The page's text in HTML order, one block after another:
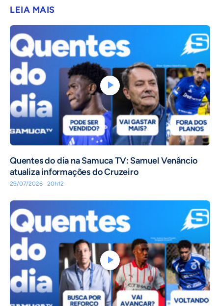
LEIA MAIS
Quentes do dia na Samuca TV: Samuel Venâncio
atualiza informações do Cruzeiro
29/07/2026 · 20h12